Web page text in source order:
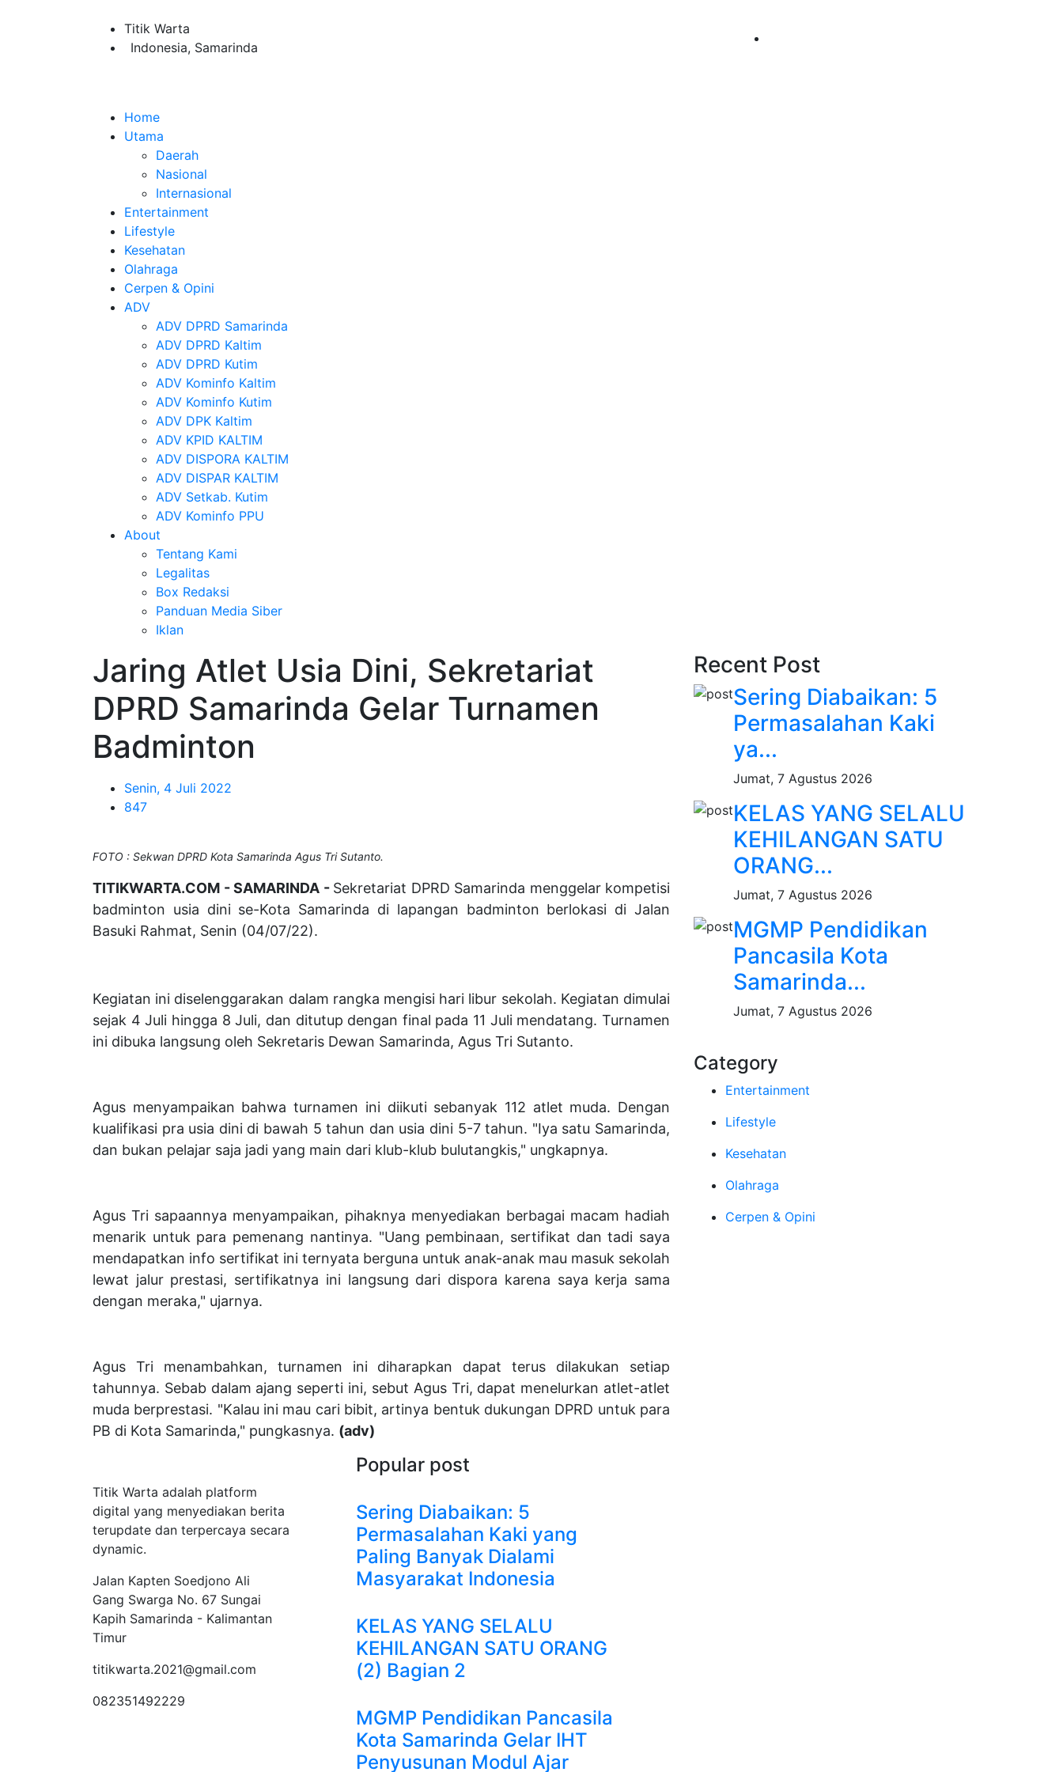
Titik Warta
Indonesia, Samarinda
Home
Utama
Daerah
Nasional
Internasional
Entertainment
Lifestyle
Kesehatan
Olahraga
Cerpen & Opini
ADV
ADV DPRD Samarinda
ADV DPRD Kaltim
ADV DPRD Kutim
ADV Kominfo Kaltim
ADV Kominfo Kutim
ADV DPK Kaltim
ADV KPID KALTIM
ADV DISPORA KALTIM
ADV DISPAR KALTIM
ADV Setkab. Kutim
ADV Kominfo PPU
About
Tentang Kami
Legalitas
Box Redaksi
Panduan Media Siber
Iklan
Jaring Atlet Usia Dini, Sekretariat
DPRD Samarinda Gelar Turnamen
Badminton
Senin, 4 Juli 2022
847
FOTO : Sekwan DPRD Kota Samarinda Agus Tri Sutanto.
TITIKWARTA.COM - SAMARINDA - Sekretariat DPRD Samarinda menggelar kompetisi
badminton usia dini se-Kota Samarinda di lapangan badminton berlokasi di Jalan
Basuki Rahmat, Senin (04/07/22).
Kegiatan ini diselenggarakan dalam rangka mengisi hari libur sekolah. Kegiatan dimulai
sejak 4 Juli hingga 8 Juli, dan ditutup dengan final pada 11 Juli mendatang. Turnamen
ini dibuka langsung oleh Sekretaris Dewan Samarinda, Agus Tri Sutanto.
Agus menyampaikan bahwa turnamen ini diikuti sebanyak 112 atlet muda. Dengan
kualifikasi pra usia dini di bawah 5 tahun dan usia dini 5-7 tahun. "Iya satu Samarinda,
dan bukan pelajar saja jadi yang main dari klub-klub bulutangkis," ungkapnya.
Agus Tri sapaannya menyampaikan, pihaknya menyediakan berbagai macam hadiah
menarik untuk para pemenang nantinya. "Uang pembinaan, sertifikat dan tadi saya
mendapatkan info sertifikat ini ternyata berguna untuk anak-anak mau masuk sekolah
lewat jalur prestasi, sertifikatnya ini langsung dari dispora karena saya kerja sama
dengan meraka," ujarnya.
Agus Tri menambahkan, turnamen ini diharapkan dapat terus dilakukan setiap
tahunnya. Sebab dalam ajang seperti ini, sebut Agus Tri, dapat menelurkan atlet-atlet
muda berprestasi. "Kalau ini mau cari bibit, artinya bentuk dukungan DPRD untuk para
PB di Kota Samarinda," pungkasnya. (adv)
Recent Post
Sering Diabaikan: 5
Permasalahan Kaki
ya...
Jumat, 7 Agustus 2026
KELAS YANG SELALU
KEHILANGAN SATU
ORANG...
Jumat, 7 Agustus 2026
MGMP Pendidikan
Pancasila Kota
Samarinda...
Jumat, 7 Agustus 2026
Category
Entertainment
Lifestyle
Kesehatan
Olahraga
Cerpen & Opini
Titik Warta adalah platform
digital yang menyediakan berita
terupdate dan terpercaya secara
dynamic.
Jalan Kapten Soedjono Ali
Gang Swarga No. 67 Sungai
Kapih Samarinda - Kalimantan
Timur
titikwarta.2021@gmail.com
082351492229
Popular post
Sering Diabaikan: 5
Permasalahan Kaki yang
Paling Banyak Dialami
Masyarakat Indonesia
KELAS YANG SELALU
KEHILANGAN SATU ORANG
(2) Bagian 2
MGMP Pendidikan Pancasila
Kota Samarinda Gelar IHT
Penyusunan Modul Ajar